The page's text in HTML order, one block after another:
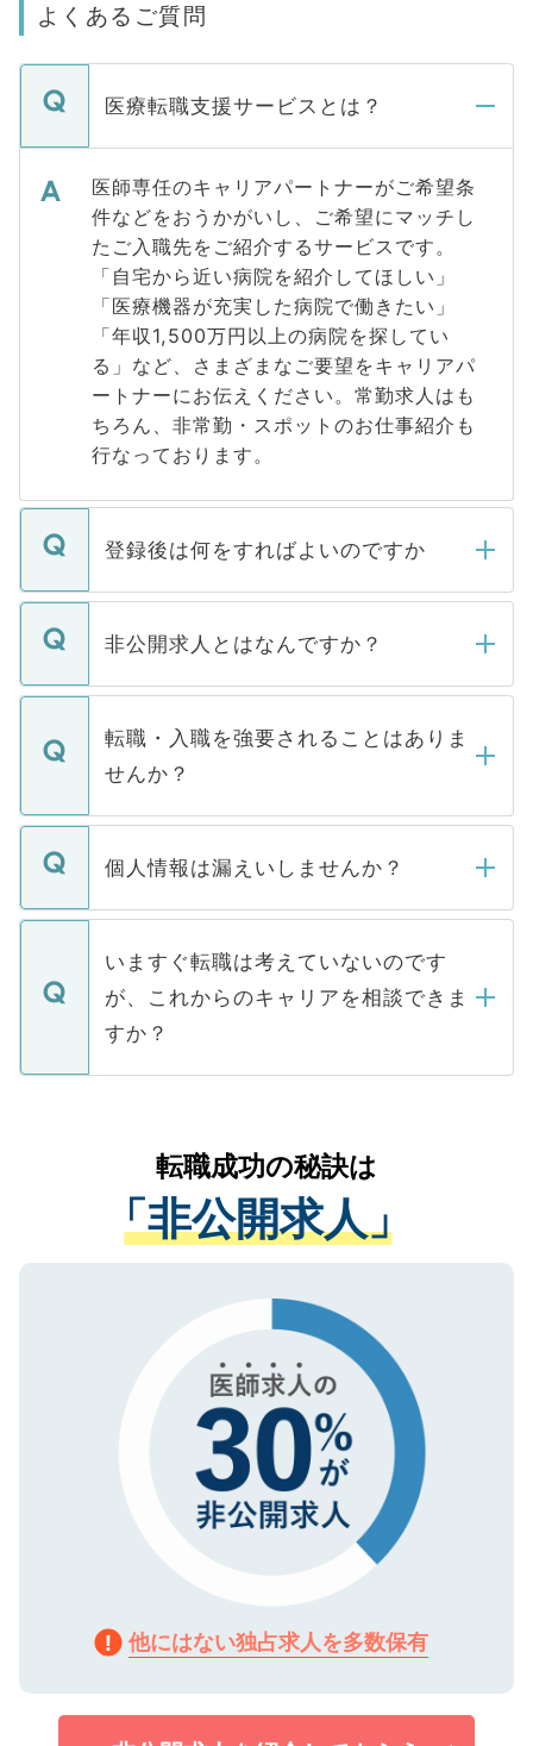
よくあるご質問
医療転職支援サービスとは？
医師専任のキャリアパートナーがご希望条
件などをおうかがいし、ご希望にマッチし
たご入職先をご紹介するサービスです。
「自宅から近い病院を紹介してほしい」
「医療機器が充実した病院で働きたい」
「年収1,500万円以上の病院を探してい
る」など、さまざまなご要望をキャリアパ
ートナーにお伝えください。常勤求人はも
ちろん、非常勤・スポットのお仕事紹介も
行なっております。
登録後は何をすればよいのですか
ご登録いただきましたら、弊社担当者がご
登録内容を確認し、その後メールもしくは
ます。通常、5営業日以内にはご連絡をせて
いただきますので、しばらくお待ちくださ
非公開求人とはなんですか？
マイナビDOCTORで取り扱っている求人の
うち約3割は、Webサイトからご覧いただ
けない「非公開求人」です。非公開求人は
下記の理由によって、一般には公開してい
ません。
■応募殺到を避けるため 人気のある医療機
関を公にしてしまうと、応募が殺到する場
に、医療機関が求める条件に合った人材の
みを人材紹介会社に依頼するケースが増え
ています。
転職・入職を強要されることはありま
せんか？
転職・入職を強要することは一切ありませ
ん。また、仮に応募先から内定をいただい
定を承諾する必要はありません。内定先へ
の辞退の連絡はキャリアパートナーが行い
個人情報は漏えいしませんか？
個人情報が漏えいすることはありませんの
で、ご安心ください。当サイトからの登録
などで収集したご登録者様の個人情報は、
ご本人のキャリアアップおよび転職活動の
支援を目的に使用いたします。お預かりし
ているすべての個人データはご本人の許可
は、個人情報の取り扱いについての厳密な
管理基準を満たした事業者のみに付与され
る、プライバシーマークを取得済みです。
で、機密保持に関してもご安心ください。
いますぐ転職は考えていないのです
が、これからのキャリアを相談できま
すか？
かがいして、現在の医療機関の状況や紹介
経験をまじえながら、適切なアドバイスを
させていただきます。すぐにご転職をされ
ない方には、長期的なサポートが可能です
ので、まずはご登録ください。
転職成功の秘訣は
「非公開求人」
他にはない独占求人を多数保有